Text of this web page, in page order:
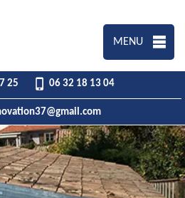
MENU
25 06 32 18 13 04